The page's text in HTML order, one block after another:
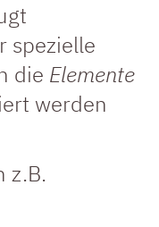
spezielle
die Elemente
werden
z.B.